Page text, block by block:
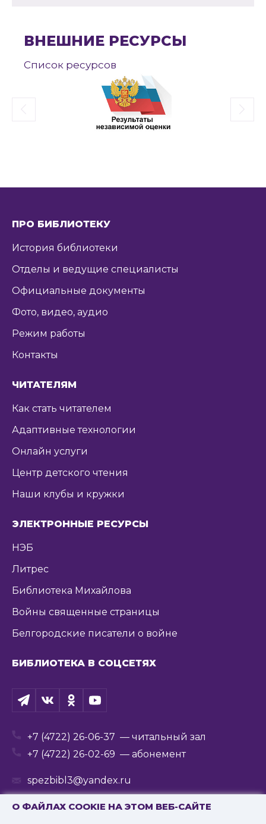
О ФАЙЛАХ COOKIE НА ЭТОМ ВЕБ-САЙТЕ
ВНЕШНИЕ РЕСУРСЫ
Список ресурсов
ПРО БИБЛИОТЕКУ
История библиотеки
Отделы и ведущие специалисты
Официальные документы
Фото, видео, аудио
Режим работы
Контакты
ЧИТАТЕЛЯМ
Как стать читателем
Адаптивные технологии
Онлайн услуги
Центр детского чтения
Наши клубы и кружки
ЭЛЕКТРОННЫЕ РЕСУРСЫ
НЭБ
Литрес
Библиотека Михайлова
Войны священные страницы
Белгородские писатели о войне
БИБЛИОТЕКА В СОЦСЕТЯХ
+7 (4722) 26-06-37 — читальный зал
+7 (4722) 26-02-69 — абонемент
spezbibl3@yandex.ru